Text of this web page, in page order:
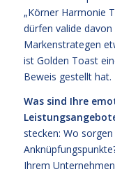
„Körner Harmonie
dürfen valide
Markenstrategen
ist Golden Toast
Beweis gestellt hat.
Was sind Ihre
stecken: Wo
Ihrem